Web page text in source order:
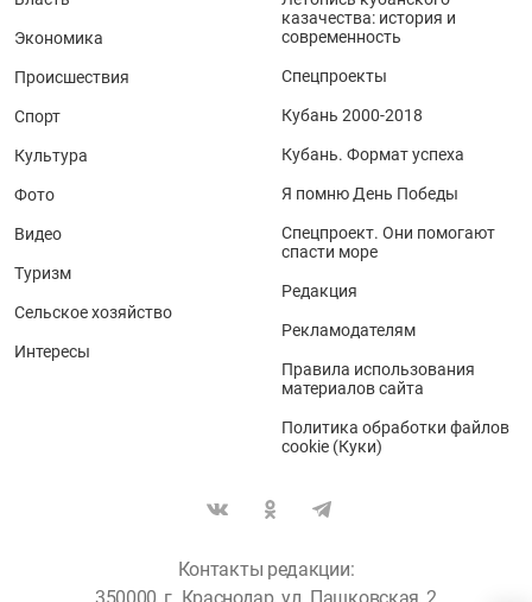
Экономика
Происшествия
Спорт
Культура
Фото
Видео
Туризм
Сельское хозяйство
Интересы
казачества: история и
современность
Спецпроекты
Кубань 2000-2018
Кубань. Формат успеха
Я помню День Победы
Спецпроект. Они помогают
спасти море
Редакция
Рекламодателям
Правила использования
материалов сайта
Политика обработки файлов
cookie (Куки)
Контакты редакции: